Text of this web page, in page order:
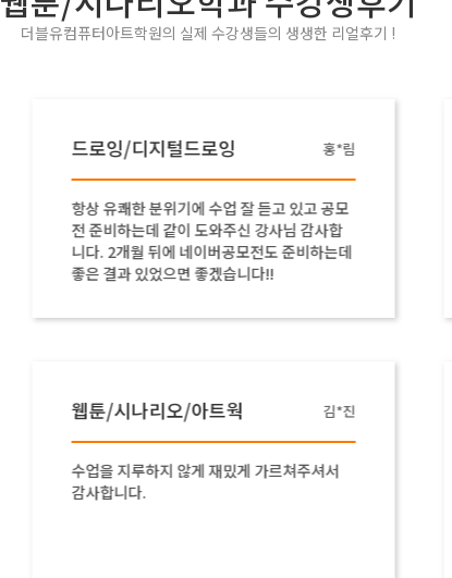
더블유컴퓨터아트학원의 실제 수강생들의 생생한 리얼후기 !
드로잉/디지털드로잉 홍*림
항상 유쾌한 분위기에 수업 잘 듣고 있고 공모
전 준비하는데 같이 도와주신 강사님 감사합
니다. 2개월 뒤에 네이버공모전도 준비하는데
좋은 결과 있었으면 좋겠습니다!!
웹툰/시나리오/아트웍 김*진
수업을 지루하지 않게 재밌게 가르쳐주셔서
감사합니다.